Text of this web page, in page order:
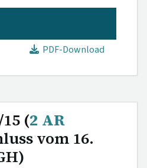
PDF-Download
(2 AR
vom 16.